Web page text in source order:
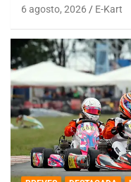
6 agosto, 2026 E-Kart